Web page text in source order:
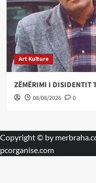
Art Kulture
ZËMËRIMI I DISIDENTIT
08/08/2026 0
Copyright © by
pcorganise.com